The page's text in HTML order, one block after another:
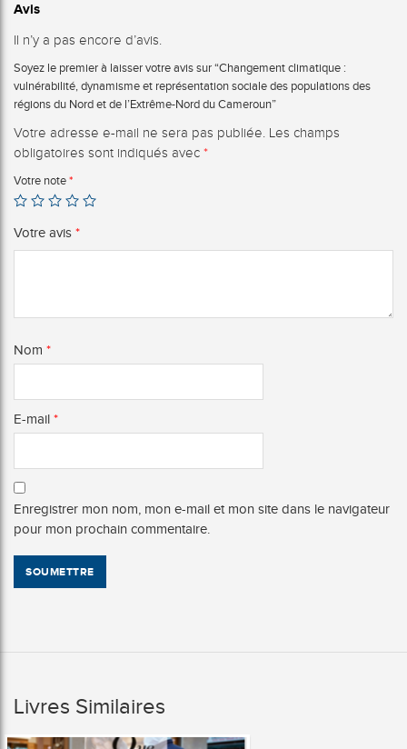
Avis
Il n’y a pas encore d’avis.
Soyez le premier à laisser votre avis sur “Changement climatique :
vulnérabilité, dynamisme et représentation sociale des populations des
régions du Nord et de l’Extrême-Nord du Cameroun”
Votre adresse e-mail ne sera pas publiée. Les champs
obligatoires sont indiqués avec *
Votre note *
Votre avis *
Nom *
E-mail *
Enregistrer mon nom, mon e-mail et mon site dans le navigateur
pour mon prochain commentaire.
Livres Similaires